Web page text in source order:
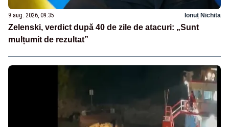
9 aug. 2026, 09:35 Ionuț Nichita
Zelenski, verdict după 40 de zile de atacuri: „Sunt
mulțumit de rezultat”